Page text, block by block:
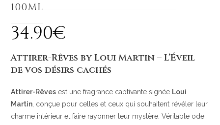
100ML
34.90€
Attirer-Rêves by Loui Martin – L’Éveil
de vos désirs cachés
Attirer-Rêves est une fragrance captivante signée Loui
Martin , conçue pour celles et ceux qui souhaitent révéler leur
charme intérieur et faire rayonner leur mystère. Véritable ode